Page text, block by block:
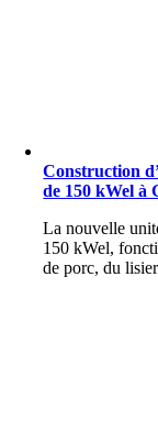
Construction
de 150 kWel à
La nouvelle
150 kWel,
de porc, du